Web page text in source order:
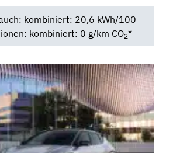
kombiniert: 20,6 kWh/100
kombiniert: 0 g/km CO2*